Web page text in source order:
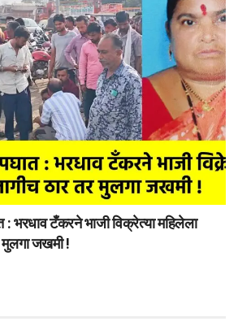
भरधाव टँकरने भाजी विक्रेत्या महिलेला
मुलगा जखमी !